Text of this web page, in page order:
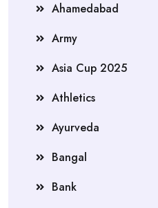
Ahamedabad
Army
Asia Cup 2025
Athletics
Ayurveda
Bangal
Bank